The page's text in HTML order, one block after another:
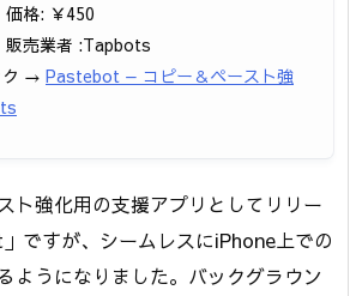
価格: ￥450
販売業者 :Tapbots
ク → Pastebot — コピー＆ペースト強
ト強化用の支援アプリとしてリリー
ですが、シームレスにiPhone上での
ようになりました。バックグラウン